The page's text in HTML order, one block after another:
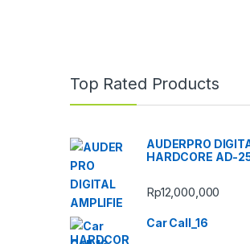
Top Rated Products
AUDERPRO
HARDCORE AD-
Rp12,000,000
Car Call_16